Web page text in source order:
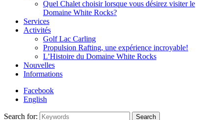
Quel Chalet choisir lorsque vous désirez visiter le
Domaine White Rocks?
Services
Activités
Golf Lac Carling
Propulsion Rafting, une expérience incroyable!
L’Histoire du Domaine White Rocks
Nouvelles
Informations
Facebook
English
Search for: Search